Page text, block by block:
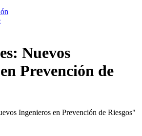
Nuevos
Prevención de
Ingenieros en Prevención de Riesgos"